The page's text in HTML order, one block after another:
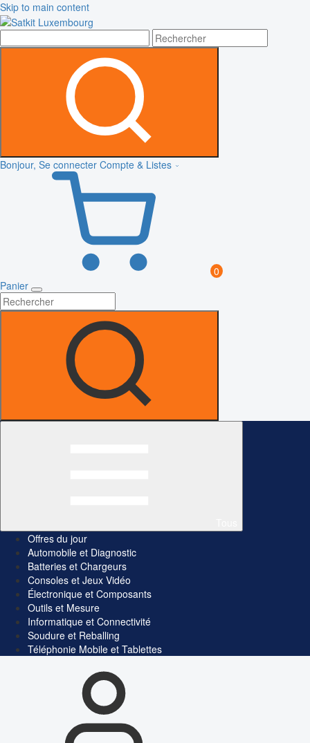
Skip to main content
Bonjour, Se connecter Compte & Listes
0
Panier
Offres du jour
Automobile et Diagnostic
Batteries et Chargeurs
Consoles et Jeux Vidéo
Électronique et Composants
Outils et Mesure
Informatique et Connectivité
Soudure et Reballing
Téléphonie Mobile et Tablettes